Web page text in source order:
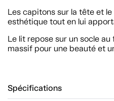
Les capitons sur la tête et
esthétique tout en lui
Le lit repose sur un socle
massif pour une beauté et
Spécifications